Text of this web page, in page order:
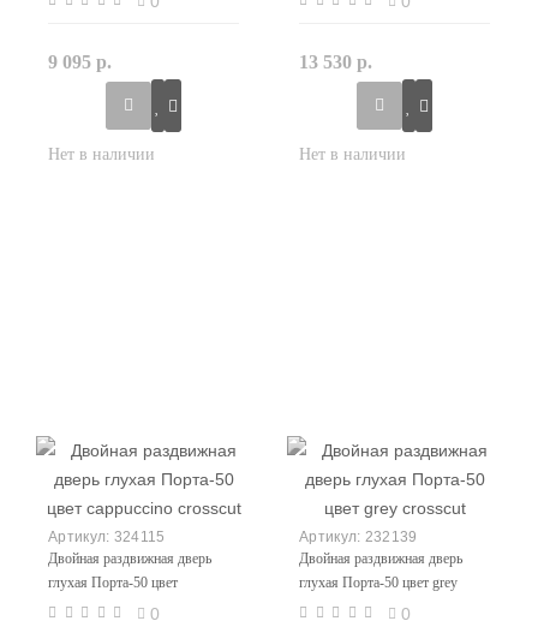
9 095 р. 13 530 р.
324115
Двойная раздвижная дверь
глухая Порта-50 цвет
cappuccino crosscut
0
232139
Двойная раздвижная дверь
глухая Порта-50 цвет grey
crosscut
0